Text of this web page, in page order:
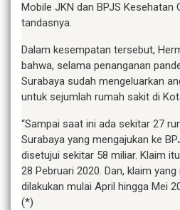
Mobile JKN dan BPJS Kesehatan
tandasnya.
Dalam kesempatan tersebut,
bahwa, selama penanganan
Surabaya sudah mengeluarkan
untuk sejumlah rumah sakit di
“Sampai saat ini ada sekitar 27
Surabaya yang mengajukan ke
disetujui sekitar 58 miliar. Klaim
28 Pebruari 2020. Dan, klaim
dilakukan mulai April hingga Mei
(*)